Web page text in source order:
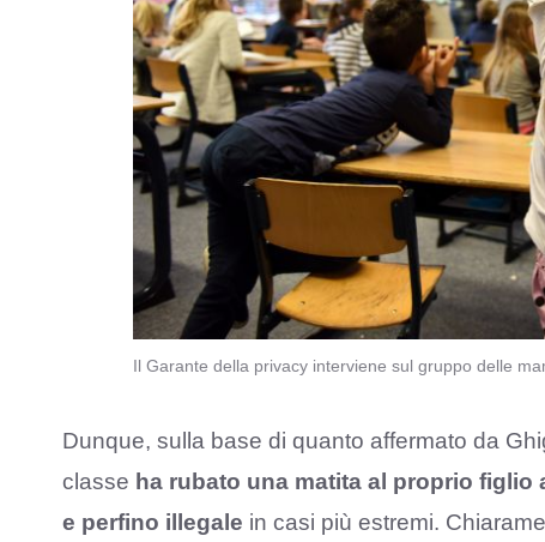
Il Garante della privacy interviene sul gruppo delle
Dunque, sulla base di quanto affermato da
classe ha rubato una matita al proprio figlio
e perfino illegale in casi più estremi.